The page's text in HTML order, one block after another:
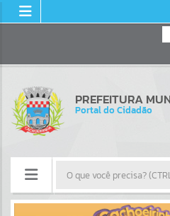
PREFEITURA
Portal do Cidadão